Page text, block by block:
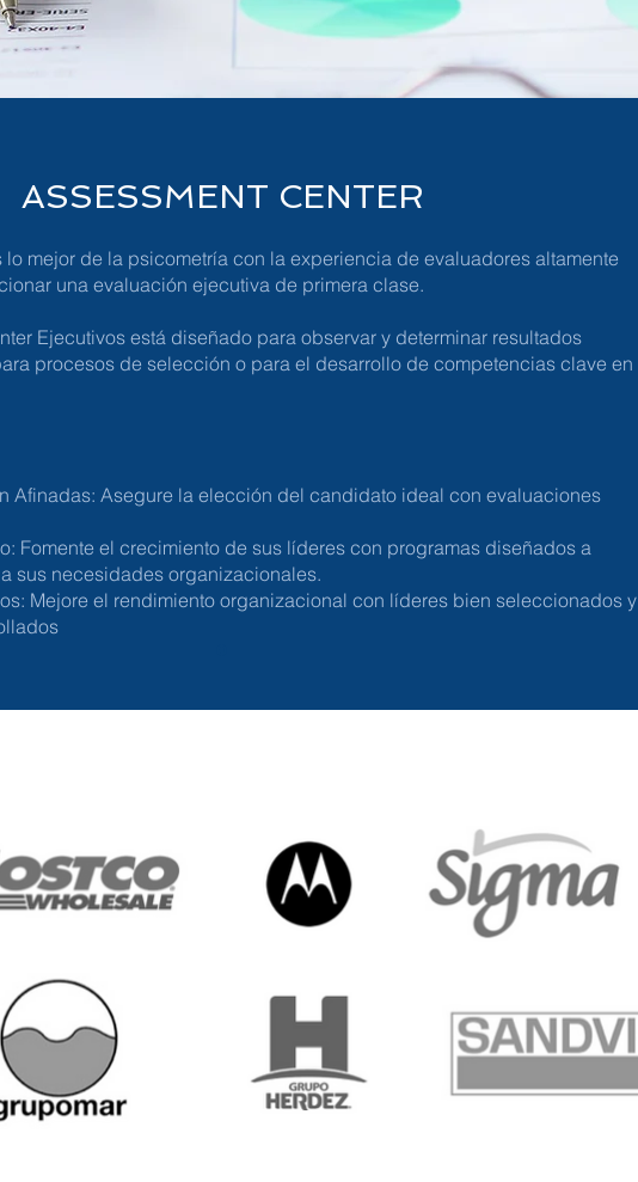
ASSESSMENT CENTER
lo mejor de la psicometría con la experiencia de evaluadores altamente
una evaluación ejecutiva de primera clase.
Ejecutivos está diseñado para observar y determinar resultados
procesos de selección o para el desarrollo de competencias clave en
Afinadas: Asegure la elección del candidato ideal con evaluaciones
Fomente el crecimiento de sus líderes con programas diseñados a
sus necesidades organizacionales.
Mejore el rendimiento organizacional con líderes bien seleccionados y